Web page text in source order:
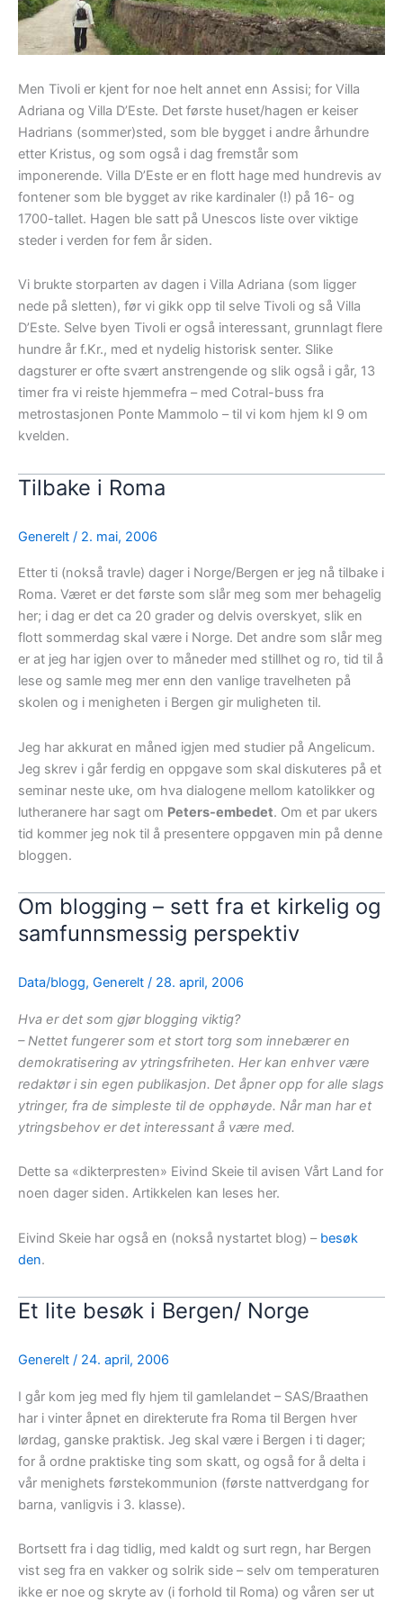
Men Tivoli er kjent for noe helt annet enn Assisi; for Villa
Adriana og Villa D’Este. Det første huset/hagen er keiser
Hadrians (sommer)sted, som ble bygget i andre århundre
etter Kristus, og som også i dag fremstår som
imponerende. Villa D’Este er en flott hage med hundrevis av
fontener som ble bygget av rike kardinaler (!) på 16- og
1700-tallet. Hagen ble satt på Unescos liste over viktige
steder i verden for fem år siden.
Vi brukte storparten av dagen i Villa Adriana (som ligger
nede på sletten), før vi gikk opp til selve Tivoli og så Villa
D’Este. Selve byen Tivoli er også interessant, grunnlagt flere
hundre år f.Kr., med et nydelig historisk senter. Slike
dagsturer er ofte svært anstrengende og slik også i går, 13
timer fra vi reiste hjemmefra – med Cotral-buss fra
metrostasjonen Ponte Mammolo – til vi kom hjem kl 9 om
kvelden.
Tilbake i Roma
Generelt / 2. mai, 2006
Etter ti (nokså travle) dager i Norge/Bergen er jeg nå tilbake i
Roma. Været er det første som slår meg som mer behagelig
her; i dag er det ca 20 grader og delvis overskyet, slik en
flott sommerdag skal være i Norge. Det andre som slår meg
er at jeg har igjen over to måneder med stillhet og ro, tid til å
lese og samle meg mer enn den vanlige travelheten på
skolen og i menigheten i Bergen gir muligheten til.
Jeg har akkurat en måned igjen med studier på Angelicum.
Jeg skrev i går ferdig en oppgave som skal diskuteres på et
seminar neste uke, om hva dialogene mellom katolikker og
lutheranere har sagt om Peters-embedet. Om et par ukers
tid kommer jeg nok til å presentere oppgaven min på denne
bloggen.
Om blogging – sett fra et kirkelig og
samfunnsmessig perspektiv
Data/blogg, Generelt / 28. april, 2006
Hva er det som gjør blogging viktig?
– Nettet fungerer som et stort torg som innebærer en
demokratisering av ytringsfriheten. Her kan enhver være
redaktør i sin egen publikasjon. Det åpner opp for alle slags
ytringer, fra de simpleste til de opphøyde. Når man har et
ytringsbehov er det interessant å være med.
Dette sa «dikterpresten» Eivind Skeie til avisen Vårt Land for
noen dager siden. Artikkelen kan leses her.
Eivind Skeie har også en (nokså nystartet blog) – besøk
den.
Et lite besøk i Bergen/ Norge
Generelt / 24. april, 2006
I går kom jeg med fly hjem til gamlelandet – SAS/Braathen
har i vinter åpnet en direkterute fra Roma til Bergen hver
lørdag, ganske praktisk. Jeg skal være i Bergen i ti dager;
for å ordne praktiske ting som skatt, og også for å delta i
vår menighets førstekommunion (første nattverdgang for
barna, vanligvis i 3. klasse).
Bortsett fra i dag tidlig, med kaldt og surt regn, har Bergen
vist seg fra en vakker og solrik side – selv om temperaturen
ikke er noe og skryte av (i forhold til Roma) og våren ser ut